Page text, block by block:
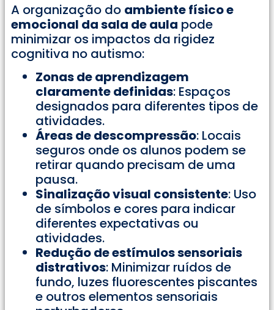
A organização do ambiente físico e
emocional da sala de aula pode
minimizar os impactos da rigidez
cognitiva no autismo:
Zonas de aprendizagem
claramente definidas: Espaços
designados para diferentes tipos de
atividades.
Áreas de descompressão: Locais
seguros onde os alunos podem se
retirar quando precisam de uma
pausa.
Sinalização visual consistente: Uso
de símbolos e cores para indicar
diferentes expectativas ou
atividades.
Redução de estímulos sensoriais
distrativos: Minimizar ruídos de
fundo, luzes fluorescentes piscantes
e outros elementos sensoriais